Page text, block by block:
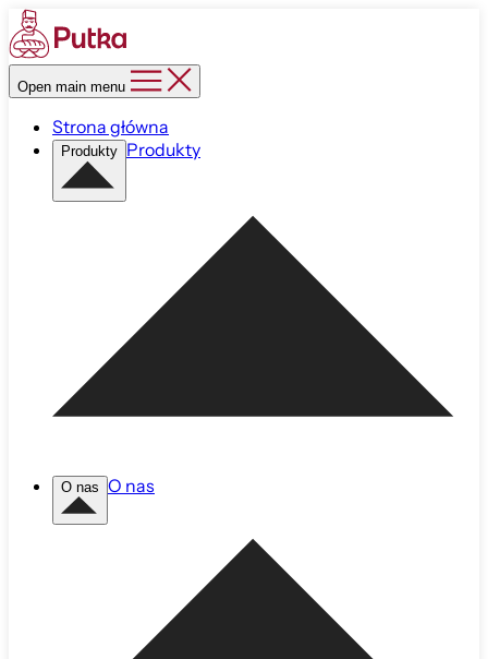
Open main menu
Strona główna
Produkty Produkty
O nas O nas